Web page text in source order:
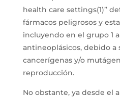
health care settings(1)”
fármacos peligrosos y
incluyendo en el grupo 1
antineoplásicos, debido a
cancerígenas y/o
reproducción.
No obstante, ya desde el